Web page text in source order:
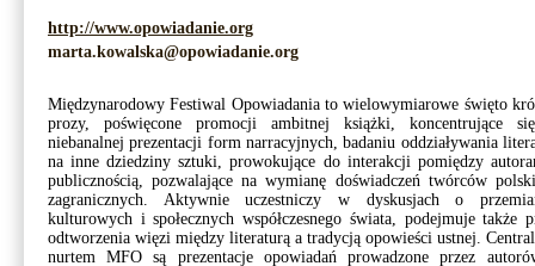
http://www.opowiadanie.org
marta.kowalska@opowiadanie.org
Międzynarodowy Festiwal Opowiadania to wielowymiarowe święto
prozy, poświęcone promocji ambitnej książki, koncentrujące
niebanalnej prezentacji form narracyjnych, badaniu oddziaływania
na inne dziedziny sztuki, prowokujące do interakcji pomiędzy
publicznością, pozwalające na wymianę doświadczeń twórców
zagranicznych. Aktywnie uczestniczy w dyskusjach o
kulturowych i społecznych współczesnego świata, podejmuje także
odtworzenia więzi między literaturą a tradycją opowieści ustnej.
nurtem MFO są prezentacje opowiadań prowadzone przez